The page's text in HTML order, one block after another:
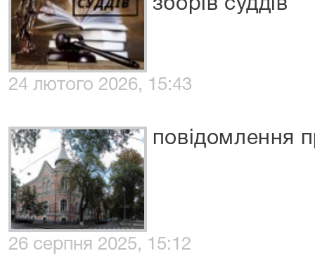
зборів суддів
24 лютого 2026, 15:43
повідомлення
26 серпня 2025, 15:12